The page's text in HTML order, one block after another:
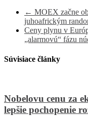
← MOEX začne
juhoafrickým
Ceny plynu v
„alarmovú“ fázu
Súvisiace články
Nobelovu cenu za
lepšie pochopenie